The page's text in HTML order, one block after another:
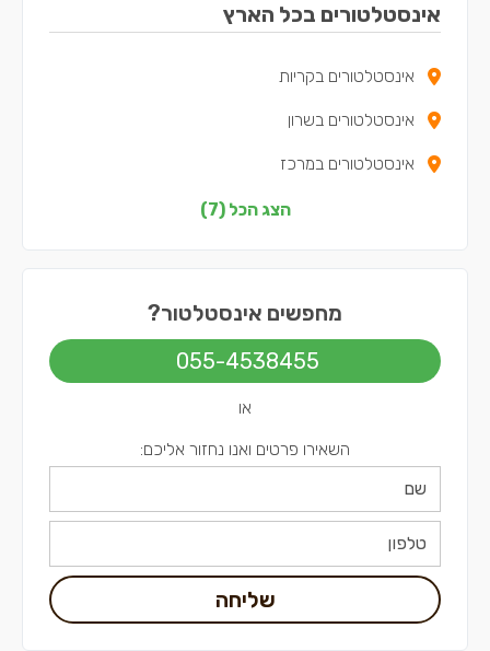
אינסטלטורים בכל הארץ
אינסטלטורים בקריות
אינסטלטורים בשרון
אינסטלטורים במרכז
אינסטלטורים בצפון
אינסטלטורים בדרום
אינסטלטורים בירושלים
הצג הכל (7)
מחפשים אינסטלטור?
055-4538455
או
השאירו פרטים ואנו נחזור אליכם:
שליחה